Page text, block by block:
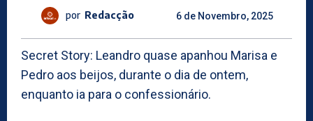
por Redacção 6 de Novembro, 2025
Secret Story: Leandro quase apanhou Marisa e
Pedro aos beijos, durante o dia de ontem,
enquanto ia para o confessionário.